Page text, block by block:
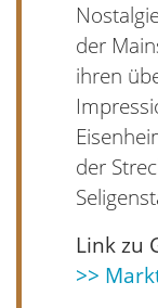
der
ihren
der
Link zu
>>